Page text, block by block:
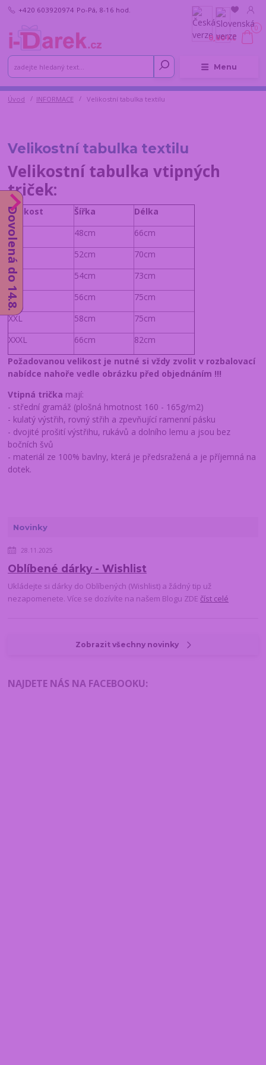
Menu
+420 603920974 Po-Pá, 8-16 hod.
0
0,00 Kč
Úvod INFORMACE Velikostní tabulka textilu
Novinky
28.11.2025
Oblíbené dárky - Wishlist
Ukládejte si dárky do Oblíbených (Wishlist) a žádný tip už
nezapomenete. Více se dozívíte na našem Blogu ZDE číst celé
Zobrazit všechny novinky
NAJDETE NÁS NA FACEBOOKU:
Velikostní tabulka textilu
Velikostní tabulka vtipných
triček:
Velikost Šířka
Délka
S
48cm
66cm
M
52cm
70cm
L
54cm
73cm
XL
56cm
75cm
XXL
58cm
75cm
XXXL
66cm
82cm
Požadovanou velikost je nutné si vždy zvolit v rozbalovací
nabídce nahoře vedle obrázku před objednáním !!!
Vtipná trička mají:
- střední gramáž (plošná hmotnost 160 - 165g/m2)
- kulatý výstřih, rovný střih a zpevňující ramenní pásku
- dvojité prošití výstřihu, rukávů a dolního lemu a jsou bez
bočních švů
- materiál ze 100% bavlny, která je předsražená a je příjemná na
dotek.
Dovolená do 14.8.